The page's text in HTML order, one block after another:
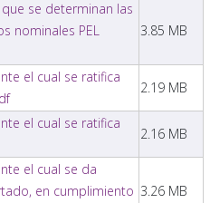
que se determinan las
nominales PEL
3.85 MB
el cual se ratifica
2.19 MB
el cual se ratifica
2.16 MB
el cual se da
en cumplimiento 3.26 MB